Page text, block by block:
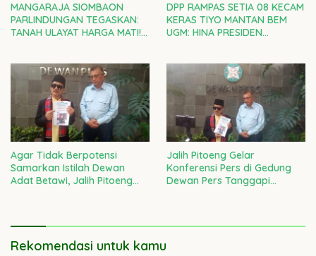
MANGARAJA SIOMBAON
PARLINDUNGAN TEGASKAN:
TANAH ULAYAT HARGA MATI!
PENJAJAHAN GAYA BARU
DPP RAMPAS SETIA 08 KECAM
KERAS TIYO MANTAN BEM
UGM: HINA PRESIDEN
Agar Tidak Berpotensi
Samarkan Istilah Dewan
Adat Betawi, Jalih Pitoeng
Jalih Pitoeng Gelar
Konferensi Pers di Gedung
Dewan Pers Tanggapi
Rekomendasi untuk kamu